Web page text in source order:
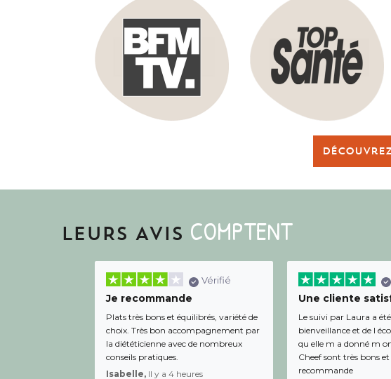
LEURS AVIS COMPTENT
Vérifié
Je recommande
Plats très bons et équilibrés, variété de
choix. Très bon accompagnement par
la diététicienne avec de nombreux
conseils pratiques.
Isabelle, Il y a 4 heures
Une cliente
Le suivi par Laura a
bienveillance et de l
qu elle m a donné m
Cheef sont très bons et
recommande